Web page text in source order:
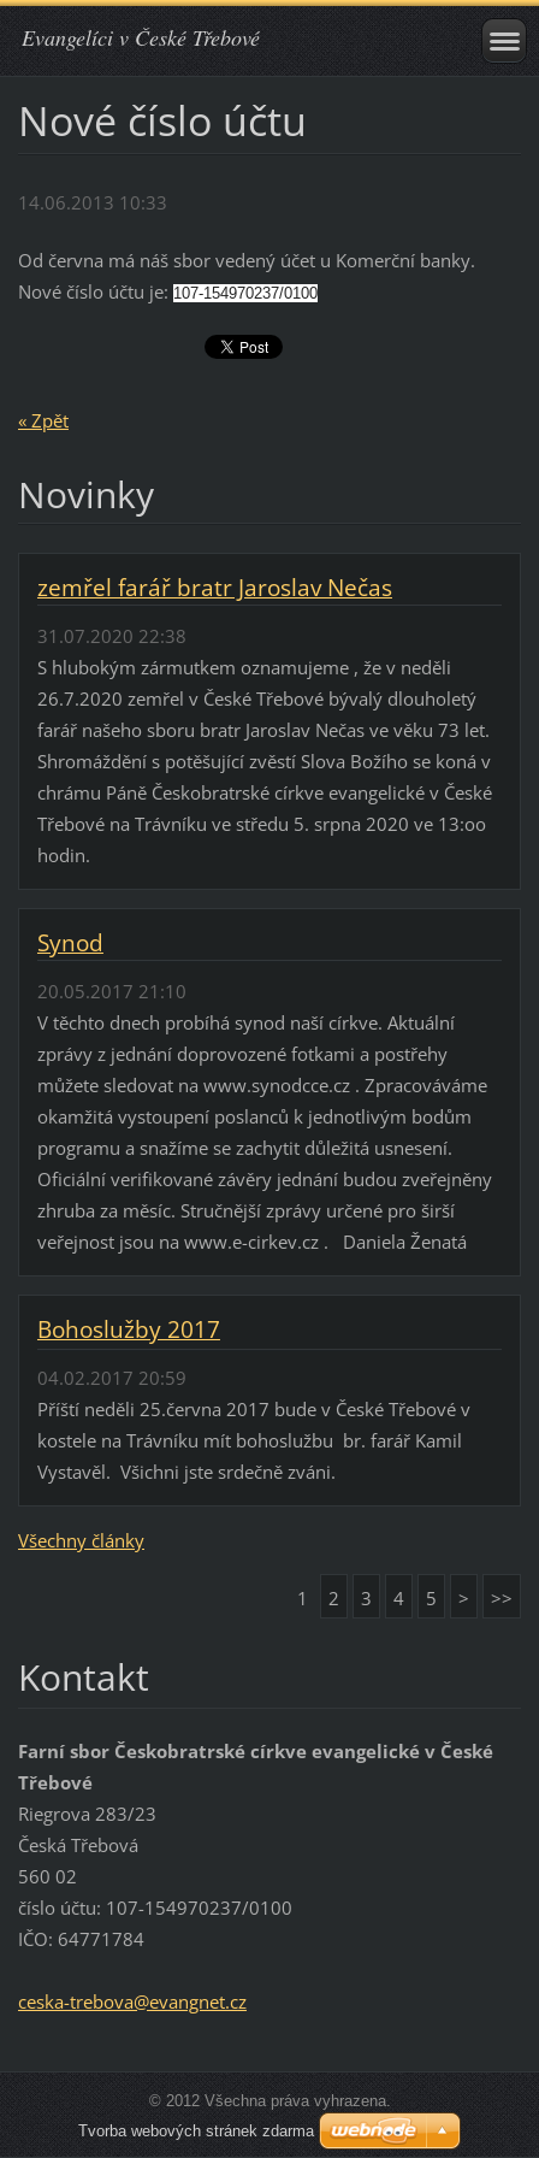
Evangelíci v České Třebové
Nové číslo účtu
14.06.2013 10:33
Od června má náš sbor vedený účet u Komerční banky.
Nové číslo účtu je: 107-154970237/0100
« Zpět
Novinky
zemřel farář bratr Jaroslav Nečas
31.07.2020 22:38
S hlubokým zármutkem oznamujeme , že v neděli
26.7.2020 zemřel v České Třebové bývalý dlouholetý
farář našeho sboru bratr Jaroslav Nečas ve věku 73 let.
Shromáždění s potěšující zvěstí Slova Božího se koná v
chrámu Páně Českobratrské církve evangelické v České
Třebové na Trávníku ve středu 5. srpna 2020 ve 13:oo
hodin.
Synod
20.05.2017 21:10
V těchto dnech probíhá synod naší církve. Aktuální
zprávy z jednání doprovozené fotkami a postřehy
můžete sledovat na www.synodcce.cz . Zpracováváme
okamžitá vystoupení poslanců k jednotlivým bodům
programu a snažíme se zachytit důležitá usnesení.
Oficiální verifikované závěry jednání budou zveřejněny
zhruba za měsíc. Stručnější zprávy určené pro širší
veřejnost jsou na www.e-cirkev.cz . Daniela Ženatá
Bohoslužby 2017
04.02.2017 20:59
Příští neděli 25.června 2017 bude v České Třebové v
kostele na Trávníku mít bohoslužbu br. farář Kamil
Vystavěl. Všichni jste srdečně zváni.
Všechny články
1 2 3 4 5 > >>
Kontakt
Farní sbor Českobratrské církve evangelické v České
Třebové
Riegrova 283/23
Česká Třebová
560 02
číslo účtu: 107-154970237/0100
IČO: 64771784
ceska-trebova@evangnet.cz
© 2012 Všechna práva vyhrazena.
Tvorba webových stránek zdarma